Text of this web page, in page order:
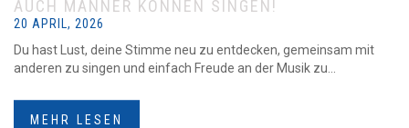
AUCH MÄNNER KÖNNEN SINGEN!
20 APRIL, 2026
Du hast Lust, deine Stimme neu zu entdecken, gemeinsam mit
anderen zu singen und einfach Freude an der Musik zu...
MEHR LESEN